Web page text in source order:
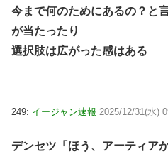
今まで何のためにあるの？と
が当たったり
選択肢は広がった感はある
249: イージャン速報 2025/12/31(水)
デンセツ「ほう、アーティア